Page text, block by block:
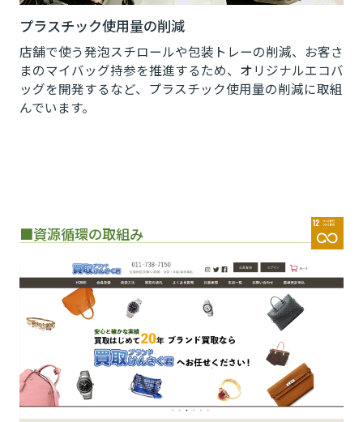
プラスチック使用量の削減
店舗で使う発泡スチロールや包装トレーの削減、お客さ
まのマイバッグ持参を推進するため、オリジナルエコバ
ッグを開発するなど、プラスチック使用量の削減に取組
んでいます。
■資源循環の取組み